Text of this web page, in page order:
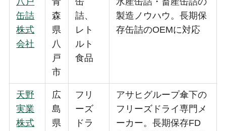
缶詰
株式
会社
森
県
八
戸
市
詰、
レト
ルト
食品
製造ノウハウ。長期保
存缶詰のOEMに対応
天野
実業
株式
広
島
県
フリ
ーズ
ドラ
アサヒグループ傘下の
フリーズドライ専門メ
ーカー。長期保存FD